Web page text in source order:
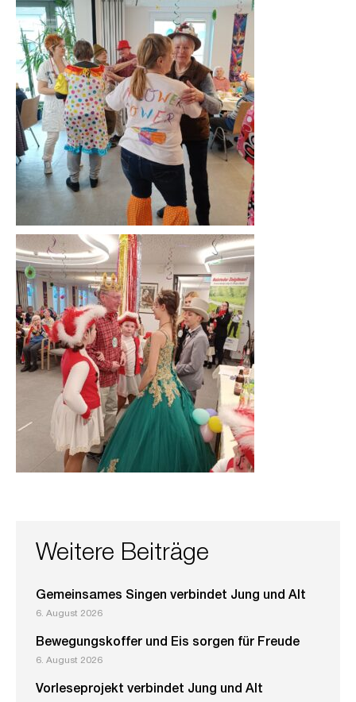
Weitere Beiträge
Gemeinsames Singen verbindet Jung und Alt
6. August 2026
Bewegungskoffer und Eis sorgen für Freude
6. August 2026
Vorleseprojekt verbindet Jung und Alt